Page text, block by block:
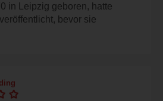
in Leipzig geboren, hatte
bevor sie